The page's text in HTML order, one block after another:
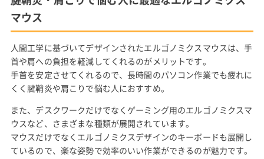
マウス
人間工学に基づいてデザインされたエルゴノミクスマウスは、手
首や肩への負担を軽減してくれるのがメリットです。
手首を安定させてくれるので、長時間のパソコン作業でも疲れに
くく腱鞘炎や肩こりで悩む人におすすめ。
また、デスクワークだけでなくゲーミング用のエルゴノミクスマ
ウスなど、さまざまな種類が展開されています。
マウスだけでなくエルゴノミクスデザインのキーボードも展開し
ているので、楽な姿勢で効率のいい作業ができるのが魅力です。